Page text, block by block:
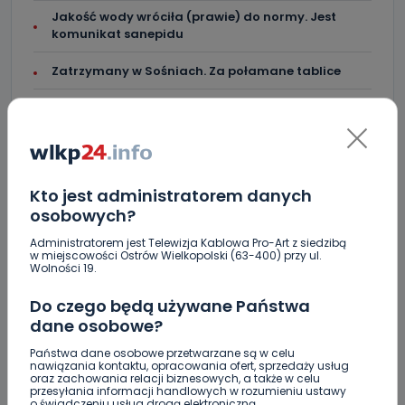
Kto jest administratorem danych
osobowych?
Administratorem jest Telewizja Kablowa Pro-Art z siedzibą
w miejscowości Ostrów Wielkopolski (63-400) przy ul.
Wolności 19.
Do czego będą używane Państwa
dane osobowe?
Państwa dane osobowe przetwarzane są w celu
nawiązania kontaktu, opracowania ofert, sprzedaży usług
oraz zachowania relacji biznesowych, a także w celu
przesyłania informacji handlowych w rozumieniu ustawy
Jakość wody wróciła (prawie) do normy. Jest
komunikat sanepidu
Zatrzymany w Sośniach. Za połamane tablice
Skomentuj ten wpis jako pierwszy!
DODAJ SWÓJ KOMENTARZ